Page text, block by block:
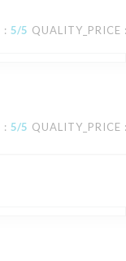
: 5/5 QUALITY_PRICE
: 5/5 QUALITY_PRICE